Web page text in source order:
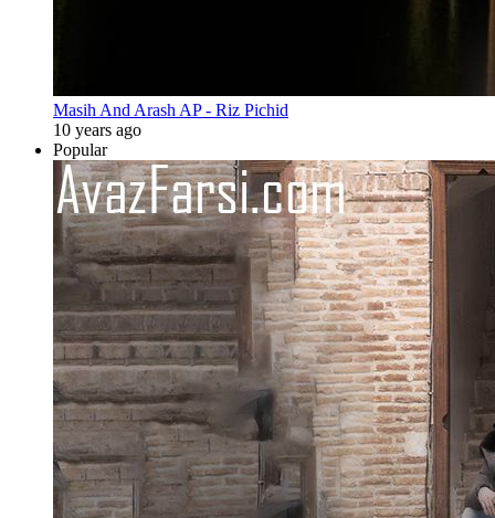
Masih And Arash AP - Riz Pichid
10 years ago
Popular